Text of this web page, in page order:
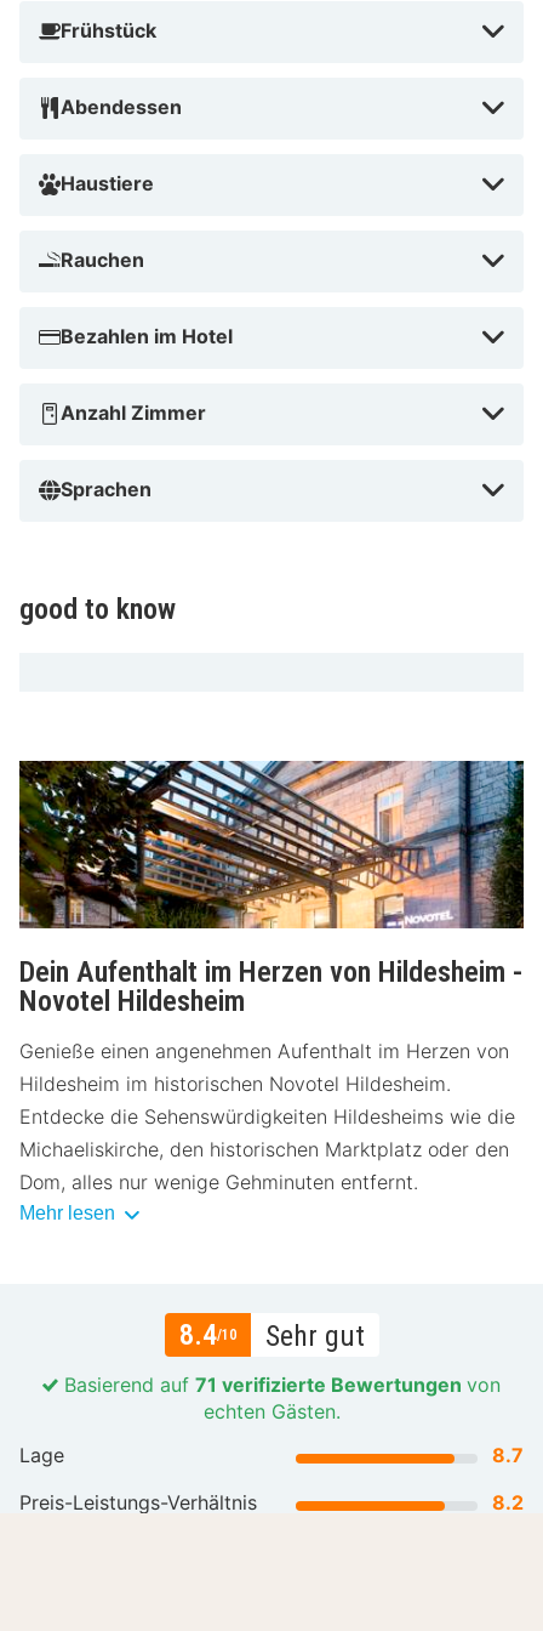
Frühstück
Abendessen
Haustiere
Rauchen
Bezahlen im Hotel
Anzahl Zimmer
Sprachen
good to know
Dein Aufenthalt im Herzen von Hildesheim -
Novotel Hildesheim
Genieße einen angenehmen Aufenthalt im Herzen von
Hildesheim im historischen Novotel Hildesheim.
Entdecke die Sehenswürdigkeiten Hildesheims wie die
Michaeliskirche, den historischen Marktplatz oder den
Dom, alles nur wenige Gehminuten entfernt.
Mehr lesen
8.4/10 Sehr gut
Basierend auf 71 verifizierte Bewertungen von
echten Gästen.
Lage
8.7
Preis-Leistungs-Verhältnis
8.2